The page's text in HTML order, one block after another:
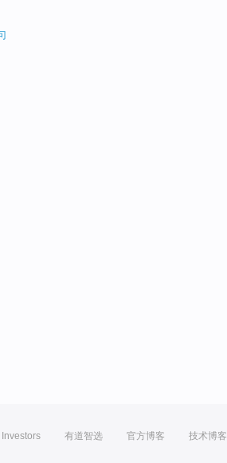
Investors 有道智选 官方博客 技术博客